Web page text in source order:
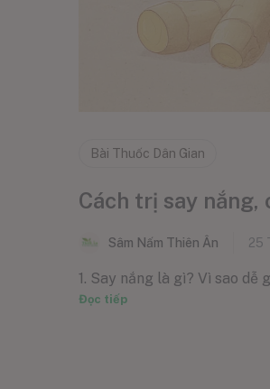
Bài Thuốc Dân Gian
Cách trị say
Sâm Nấm Thiên Ân 25
1. Say nắng là gì? Vì sao dễ
Đọc tiếp